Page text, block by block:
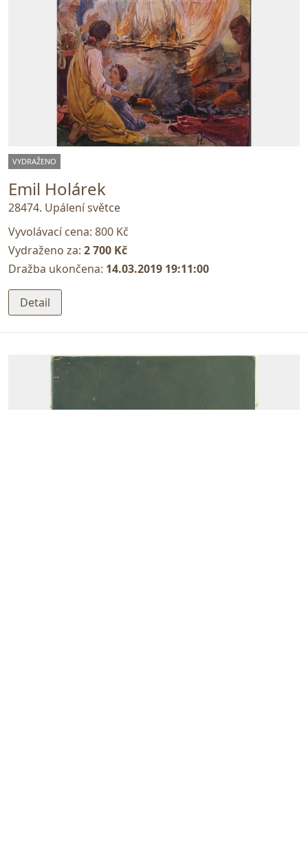
VYDRAŽENO
Emil Holárek
28474. Upálení světce
Vyvolávací cena: 800 Kč
Vydraženo za: 2 700 Kč
Dražba ukončena: 14.03.2019 19:11:00
Detail